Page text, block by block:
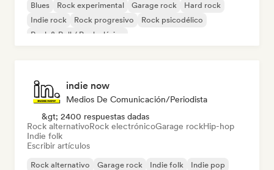
Blues Rock experimental Garage rock
Hard rock
Indie rock
Rock progresivo
Rock psicodélico
Rock & Roll / Rock clásico
indie now
Medios De Comunicación/Periodista
&gt; 2400 respuestas dadas
Rock alternativoRock electrónicoGarage rockHip-hop
Indie folk
Escribir artículos
Rock alternativo Garage rock Indie folk
Indie pop